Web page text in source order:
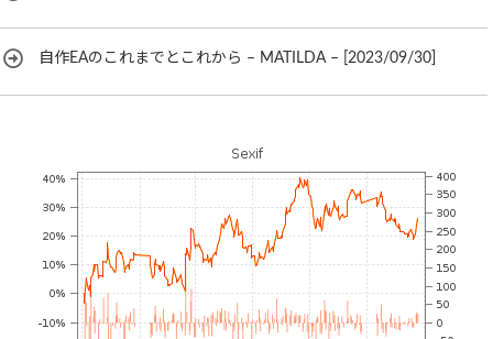
自作EAのこれまでとこれから – MATILDA – [2023/09/30]